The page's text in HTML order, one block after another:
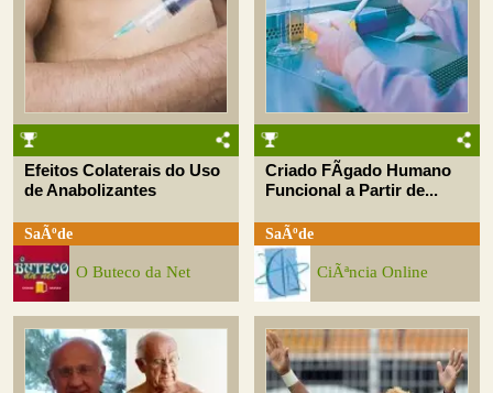
Efeitos Colaterais do Uso
de Anabolizantes
SaÃºde
O Buteco da Net
Criado FÃ­gado Humano
Funcional a Partir de...
SaÃºde
CiÃªncia Online